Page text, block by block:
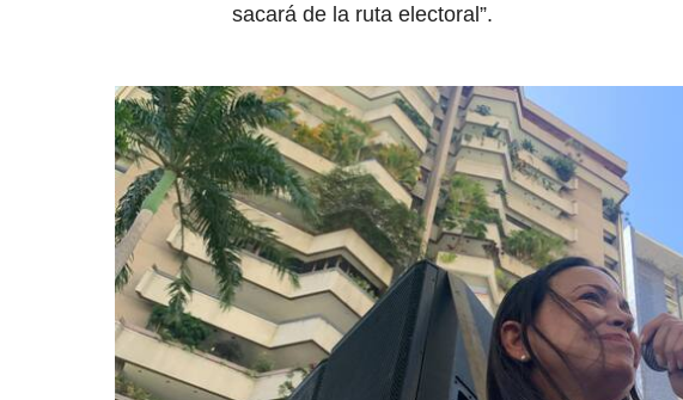
sacará de la ruta electoral”.